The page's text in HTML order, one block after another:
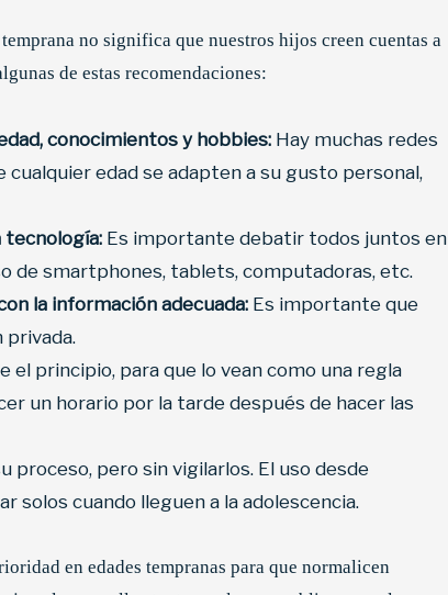
no significa que nuestros hijos creen cuentas a
de estas recomendaciones:
conocimientos y hobbies: Hay muchas redes
edad se adapten a su gusto personal,
tecnología: Es importante debatir todos juntos en
de smartphones, tablets, computadoras, etc.
la información adecuada: Es importante que
privada.
el principio, para que lo vean como una regla
un horario por la tarde después de hacer las
proceso, pero sin vigilarlos. El uso desde
solos cuando lleguen a la adolescencia.
en edades tempranas para que normalicen